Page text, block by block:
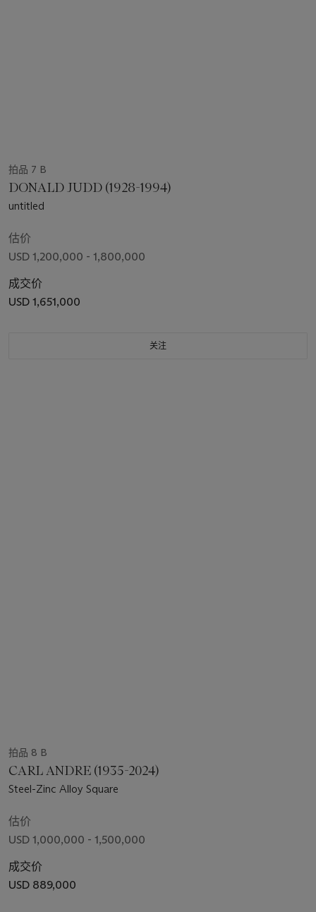
拍品 7 B
DONALD JUDD (1928-1994)
untitled
估价
USD 1,200,000 - 1,800,000
成交价
USD 1,651,000
关注
拍品 8 B
CARL ANDRE (1935-2024)
Steel-Zinc Alloy Square
估价
USD 1,000,000 - 1,500,000
成交价
USD 889,000